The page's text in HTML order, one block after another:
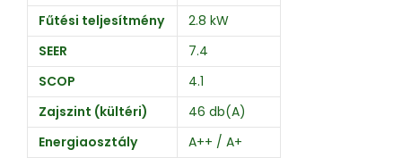
Fűtési teljesítmény
2.8 kW
SEER
7.4
SCOP
4.1
Zajszint (kültéri)
46 db(A)
Energiaosztály
A++ / A+